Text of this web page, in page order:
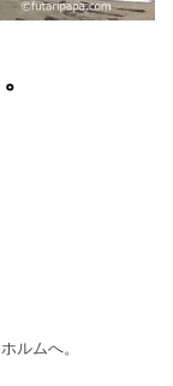
ルムへ。